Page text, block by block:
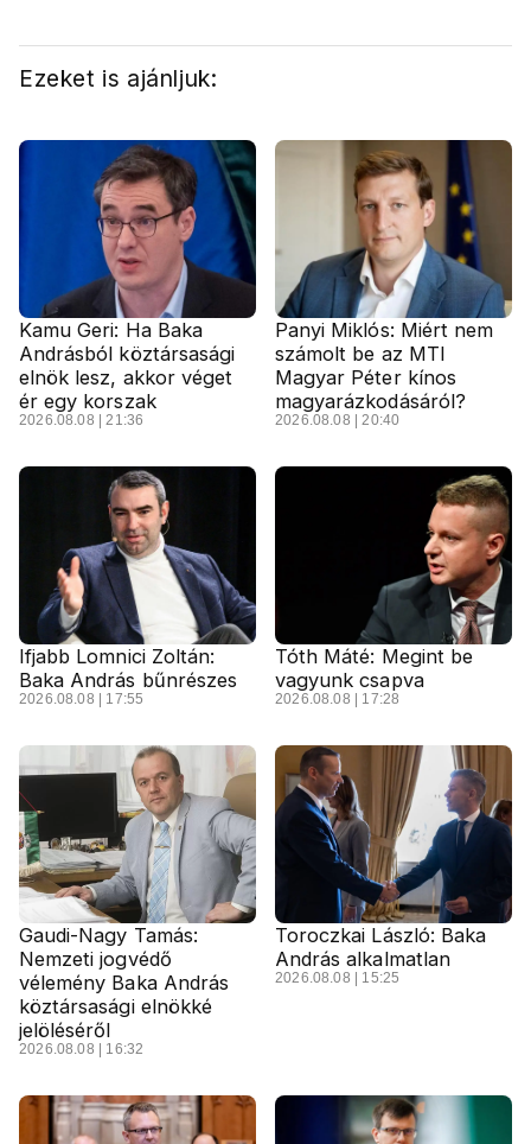
Ezeket is ajánljuk:
Kamu Geri: Ha Baka
Andrásból köztársasági
elnök lesz, akkor véget
ér egy korszak
2026.08.08 | 21:36
Panyi Miklós: Miért nem
számolt be az MTI
Magyar Péter kínos
magyarázkodásáról?
2026.08.08 | 20:40
Ifjabb Lomnici Zoltán:
Baka András bűnrészes
2026.08.08 | 17:55
Tóth Máté: Megint be
vagyunk csapva
2026.08.08 | 17:28
Gaudi-Nagy Tamás:
Nemzeti jogvédő
vélemény Baka András
köztársasági elnökké
jelöléséről
2026.08.08 | 16:32
Toroczkai László: Baka
András alkalmatlan
2026.08.08 | 15:25